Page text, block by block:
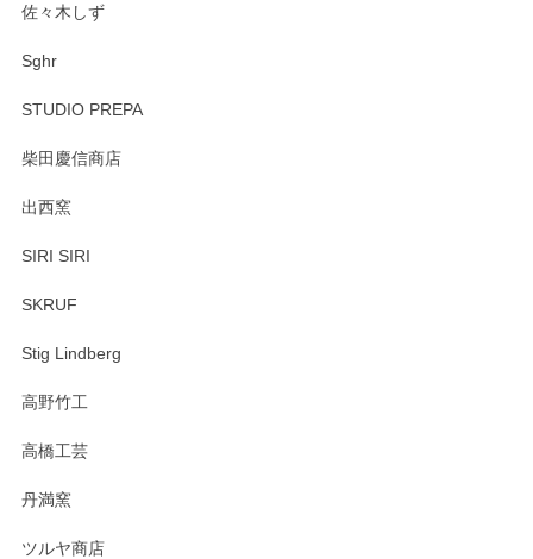
佐々木しず
Sghr
STUDIO PREPA
柴田慶信商店
出西窯
SIRI SIRI
SKRUF
Stig Lindberg
高野竹工
高橋工芸
丹満窯
ツルヤ商店